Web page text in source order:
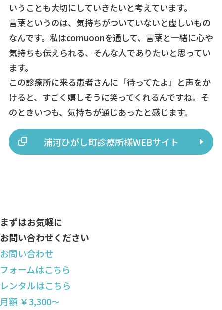
いうことも大切にしていきたいと考えています。
言葉というのは、気持ちがついていないと虚しいもの
なんです。私はcomuoonを通して、言葉と一緒に心や
気持ちも伝えられる、そんな人でありたいと思ってい
ます。
この診療所に来る患者さんに「待ってたよ」と声をか
けると、すごく嬉しそうに笑ってくれるんですね。そ
のときいつも、気持ちが通じあったと感じます。
浦河ひがし町診療所様WEBサイト
まずはお気軽に
お問い合わせください
お問い合わせ
フォームはこちら
レンタルはこちら
月額 ￥3,300〜